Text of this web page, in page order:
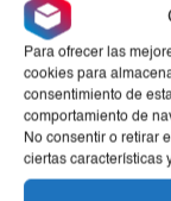
Para ofrecer las
cookies para
consentimiento de
comportamiento de
No consentir o retirar
ciertas características
Tubo Crema
Con
€2,85